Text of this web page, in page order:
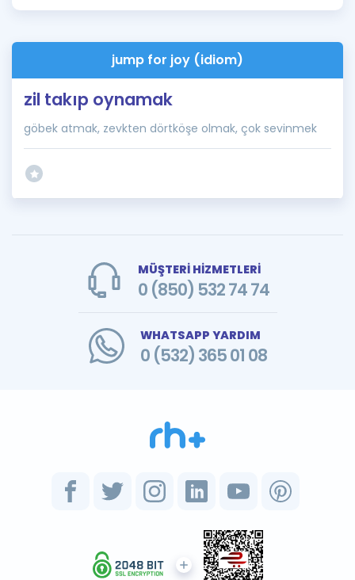
İngilizce Gramerjump for joy (idiom)
zil takıp oynamak
göbek atmak, zevkten dörtköşe olmak, çok sevinmek
MÜŞTERİ HİZMETLERİ
0 (850) 532 74 74
WHATSAPP YARDIM
0 (532) 365 01 08